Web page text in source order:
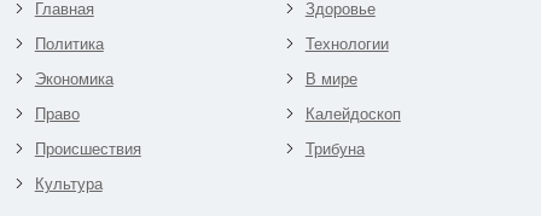
Главная
Политика
Экономика
Право
Происшествия
Культура
Здоровье
Технологии
В мире
Калейдоскоп
Трибуна